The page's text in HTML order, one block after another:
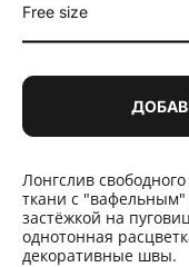
Free size
Лонгслив
ткани с
застёжкой на
однотонная
декоративные швы.